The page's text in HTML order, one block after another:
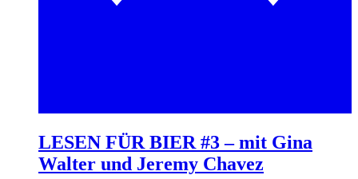
LESEN FÜR BIER #3 – mit Gina
Walter und Jeremy Chavez